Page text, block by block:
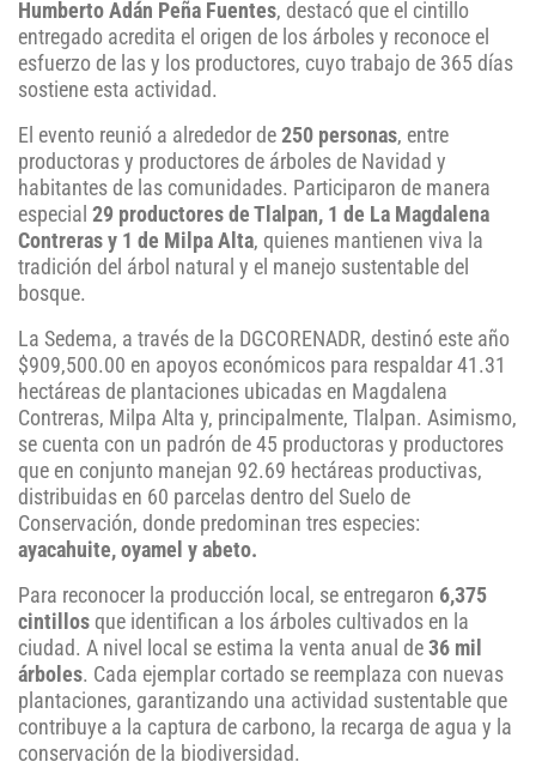
Humberto Adán Peña Fuentes, destacó que el cintillo
entregado acredita el origen de los árboles y reconoce el
esfuerzo de las y los productores, cuyo trabajo de 365 días
sostiene esta actividad.
El evento reunió a alrededor de 250 personas, entre
productoras y productores de árboles de Navidad y
habitantes de las comunidades. Participaron de manera
especial 29 productores de Tlalpan, 1 de La Magdalena
Contreras y 1 de Milpa Alta, quienes mantienen viva la
tradición del árbol natural y el manejo sustentable del
bosque.
La Sedema, a través de la DGCORENADR, destinó este año
$909,500.00 en apoyos económicos para respaldar 41.31
hectáreas de plantaciones ubicadas en Magdalena
Contreras, Milpa Alta y, principalmente, Tlalpan. Asimismo,
se cuenta con un padrón de 45 productoras y productores
que en conjunto manejan 92.69 hectáreas productivas,
distribuidas en 60 parcelas dentro del Suelo de
Conservación, donde predominan tres especies:
ayacahuite, oyamel y abeto.
Para reconocer la producción local, se entregaron 6,375
cintillos que identifican a los árboles cultivados en la
ciudad. A nivel local se estima la venta anual de 36 mil
árboles. Cada ejemplar cortado se reemplaza con nuevas
plantaciones, garantizando una actividad sustentable que
contribuye a la captura de carbono, la recarga de agua y la
conservación de la biodiversidad.